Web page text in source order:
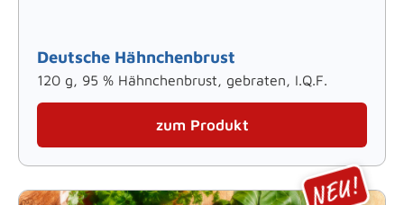
Deutsche Hähnchenbrust
120 g, 95 % Hähnchenbrust, gebraten, I.Q.F.
zum Produkt